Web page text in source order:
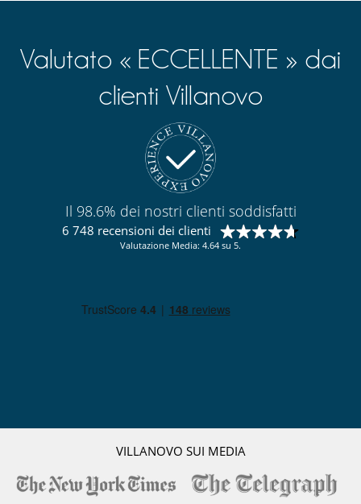
Valutato « ECCELLENTE » dai
clienti Villanovo
Il 98.6% dei nostri clienti soddisfatti
6 748 recensioni dei clienti
Valutazione Media: 4.64 su 5.
VILLANOVO SUI MEDIA